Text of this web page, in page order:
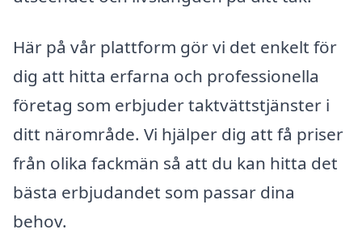
Här på vår plattform gör vi det enkelt för
dig att hitta erfarna och professionella
företag som erbjuder taktvättstjänster i
ditt närområde. Vi hjälper dig att få priser
från olika fackmän så att du kan hitta det
bästa erbjudandet som passar dina
behov.